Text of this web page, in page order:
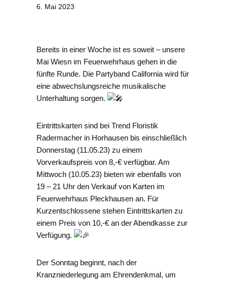
6. Mai 2023
Bereits in einer Woche ist es soweit – unsere
Mai Wiesn im Feuerwehrhaus gehen in die
fünfte Runde. Die Partyband California wird für
eine abwechslungsreiche musikalische
Unterhaltung sorgen.
Eintrittskarten sind bei Trend Floristik
Radermacher in Horhausen bis einschließlich
Donnerstag (11.05.23) zu einem
Vorverkaufspreis von 8,-€ verfügbar. Am
Mittwoch (10.05.23) bieten wir ebenfalls von
19 – 21 Uhr den Verkauf von Karten im
Feuerwehrhaus Pleckhausen an. Für
Kurzentschlossene stehen Eintrittskarten zu
einem Preis von 10,-€ an der Abendkasse zur
Verfügung.
Der Sonntag beginnt, nach der
Kranzniederlegung am Ehrendenkmal, um